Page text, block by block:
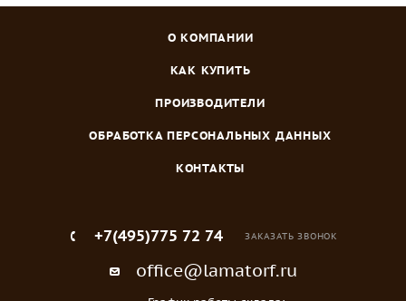
О КОМПАНИИ
КАК КУПИТЬ
ПРОИЗВОДИТЕЛИ
ОБРАБОТКА ПЕРСОНАЛЬНЫХ ДАННЫХ
КОНТАКТЫ
+7(495)775 72 74 ЗАКАЗАТЬ ЗВОНОК
office@lamatorf.ru